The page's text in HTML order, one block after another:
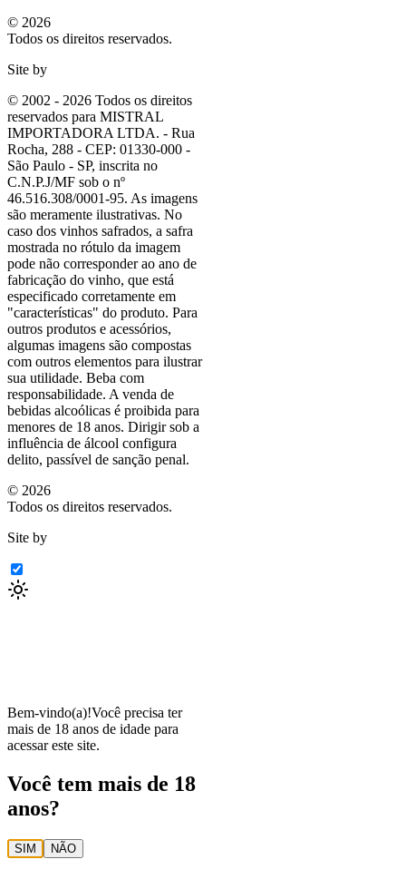
© 2026
Todos os direitos reservados.
Site by
© 2002 - 2026 Todos os direitos
reservados para MISTRAL
IMPORTADORA LTDA. - Rua
Rocha, 288 - CEP: 01330-000 -
São Paulo - SP, inscrita no
C.N.P.J/MF sob o nº
46.516.308/0001-95. As imagens
são meramente ilustrativas. No
caso dos vinhos safrados, a safra
mostrada no rótulo da imagem
pode não corresponder ao ano de
fabricação do vinho, que está
especificado corretamente em
"características" do produto. Para
outros produtos e acessórios,
algumas imagens são compostas
com outros elementos para ilustrar
sua utilidade. Beba com
responsabilidade. A venda de
bebidas alcoólicas é proibida para
menores de 18 anos. Dirigir sob a
influência de álcool configura
delito, passível de sanção penal.
© 2026
Todos os direitos reservados.
Site by
Bem-vindo(a)!Você precisa ter
mais de 18 anos de idade para
acessar este site.
Você tem mais de 18
anos?
SIM NÃO